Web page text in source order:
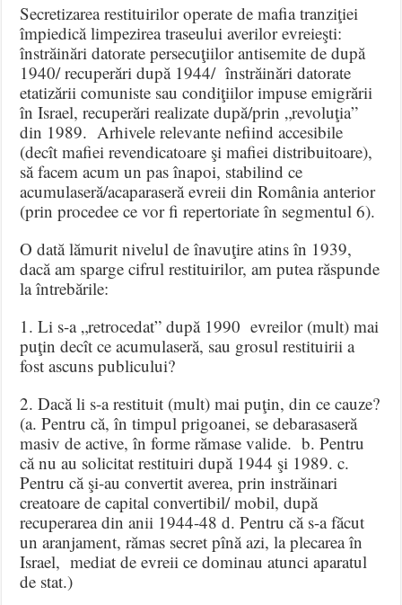
Secretizarea restituirilor operate de mafia tranziţiei
împiedică limpezirea traseului averilor evreieşti:
înstrăinări datorate persecuţiilor antisemite de după
1940/ recuperări după 1944/ înstrăinări datorate
etatizării comuniste sau condiţiilor impuse emigrării
în Israel, recuperări realizate după/prin „revoluţia”
din 1989. Arhivele relevante nefiind accesibile
(decît mafiei revendicatoare şi mafiei distribuitoare),
să facem acum un pas înapoi, stabilind ce
acumulaseră/acaparaseră evreii din România anterior
(prin procedee ce vor fi repertoriate în segmentul 6).
O dată lămurit nivelul de înavuţire atins în 1939,
dacă am sparge cifrul restituirilor, am putea răspunde
la întrebările:
1. Li s-a „retrocedat” după 1990 evreilor (mult) mai
puţin decît ce acumulaseră, sau grosul restituirii a
fost ascuns publicului?
2. Dacă li s-a restituit (mult) mai puţin, din ce cauze?
(a. Pentru că, în timpul prigoanei, se debarasaseră
masiv de active, în forme rămase valide. b. Pentru
că nu au solicitat restituiri după 1944 şi 1989. c.
Pentru că şi-au convertit averea, prin instrăinari
creatoare de capital convertibil/ mobil, după
recuperarea din anii 1944-48 d. Pentru că s-a făcut
un aranjament, rămas secret pînă azi, la plecarea în
Israel, mediat de evreii ce dominau atunci aparatul
de stat.)